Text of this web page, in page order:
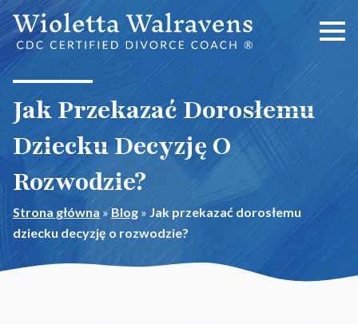
Jak Przekazać Dorosłemu
Dziecku Decyzję O
Rozwodzie?
Strona główna »Blog » Jak przekazać dorosłemu
dziecku decyzję o rozwodzie?